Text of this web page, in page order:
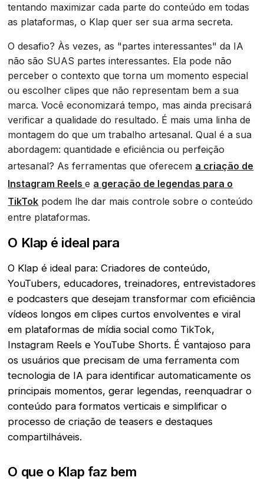
tentando maximizar cada parte do conteúdo em todas
as plataformas, o Klap quer ser sua arma secreta.
O desafio? Às vezes, as "partes interessantes" da IA
não são SUAS partes interessantes. Ela pode não
perceber o contexto que torna um momento especial
ou escolher clipes que não representam bem a sua
marca. Você economizará tempo, mas ainda precisará
verificar a qualidade do resultado. É mais uma linha de
montagem do que um trabalho artesanal. Qual é a sua
abordagem: quantidade e eficiência ou perfeição
artesanal? As ferramentas que oferecem a criação de
Instagram Reelse a geração de legendas para o
TikTok podem lhe dar mais controle sobre o conteúdo
entre plataformas.
O Klap é ideal para
O Klap é ideal para: Criadores de conteúdo,
YouTubers, educadores, treinadores, entrevistadores
e podcasters que desejam transformar com eficiência
vídeos longos em clipes curtos envolventes e viral
em plataformas de mídia social como TikTok,
Instagram Reels e YouTube Shorts. É vantajoso para
os usuários que precisam de uma ferramenta com
tecnologia de IA para identificar automaticamente os
principais momentos, gerar legendas, reenquadrar o
conteúdo para formatos verticais e simplificar o
processo de criação de teasers e destaques
compartilháveis.
O que o Klap faz bem